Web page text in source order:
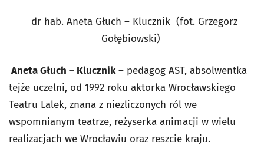
dr hab. Aneta Głuch – Klucznik (fot. Grzegorz
Gołębiowski)
Aneta Głuch – Klucznik– pedagog AST, absolwentka
tejże uczelni, od 1992 roku aktorka Wrocławskiego
Teatru Lalek, znana z niezliczonych ról we
wspomnianym teatrze, reżyserka animacji w wielu
realizacjach we Wrocławiu oraz reszcie kraju.